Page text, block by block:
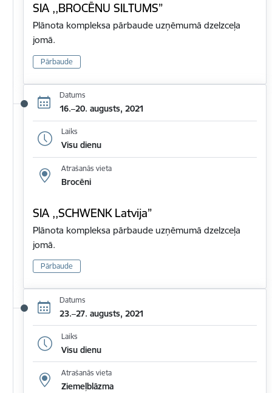
SIA ,,BROCĒNU SILTUMS”
Plānota kompleksa pārbaude uzņēmumā dzelzceļa
jomā.
Pārbaude
Datums
16.–20. augusts, 2021
Laiks
Visu dienu
Atrašanās vieta
Brocēni
SIA ,,SCHWENK Latvija”
Plānota kompleksa pārbaude uzņēmumā dzelzceļa
jomā.
Pārbaude
Datums
23.–27. augusts, 2021
Laiks
Visu dienu
Atrašanās vieta
Ziemeļblāzma